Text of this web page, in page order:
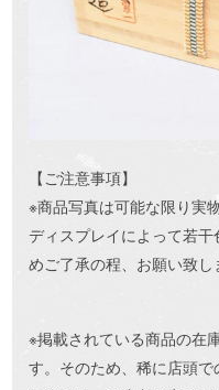
【ご注意事項】
※商品写真は可能な限り実
ディスプレイによって若
めご了承の程、お願い致し
※掲載されている商品の在
す。そのため、稀に店頭